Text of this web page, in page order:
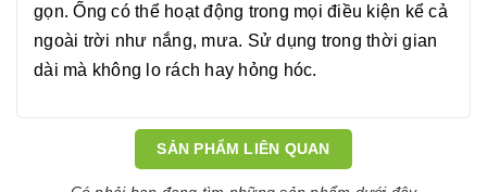
gọn.Ống có thể hoạt động trong mọi điều kiện kể cả
ngoài trời như nắng, mưa. Sử dụng trong thời gian
dài mà không lo rách hay hỏng hóc.
SẢN PHẨM LIÊN QUAN